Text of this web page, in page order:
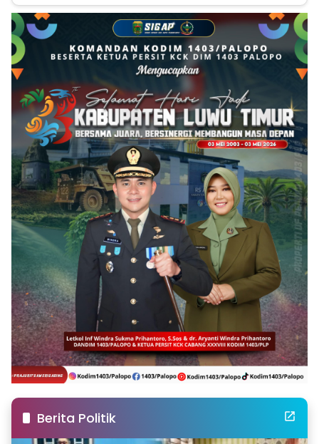
Berita Politik